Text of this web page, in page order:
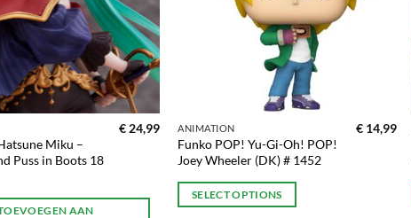
Miku –
Puss in Boots 18
€ 24,99
AAN
ANIMATION
Funko POP! Yu-Gi-Oh! POP!
Joey Wheeler (DK) # 1452
€14,99
SELECT OPTIONS